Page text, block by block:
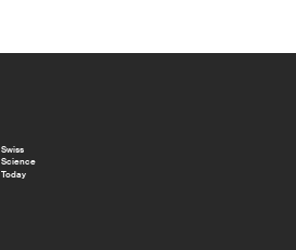
Swiss
Science
Today